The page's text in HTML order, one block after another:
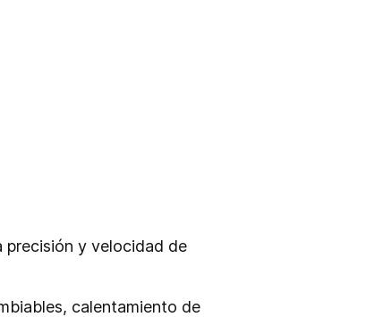
precisión y velocidad de
calentamiento de